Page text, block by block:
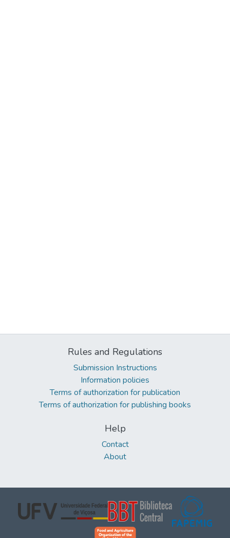
Rules and Regulations
Submission Instructions
Information policies
Terms of authorization for publication
Terms of authorization for publishing books
Help
Contact
About